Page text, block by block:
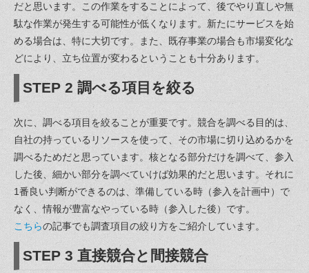
だと思います。この作業をすることによって、後でやり直しや無
駄な作業が発生する可能性が低くなります。新たにサービスを始
める場合は、特に大切です。また、既存事業の場合も市場変化な
どにより、立ち位置が変わるということも十分あります。
STEP 2 調べる項目を絞る
次に、調べる項目を絞ることが重要です。競合を調べる目的は、
自社の持っているリソースを使って、その市場に切り込めるかを
調べるためだと思っています。核となる部分だけを調べて、参入
した後、細かい部分を調べていけば効果的だと思います。それに
1番良い判断ができるのは、準備している時（参入を計画中）で
なく、情報が豊富なやっている時（参入した後）です。
こちらの記事でも調査項目の絞り方をご紹介しています。
STEP 3 直接競合と間接競合